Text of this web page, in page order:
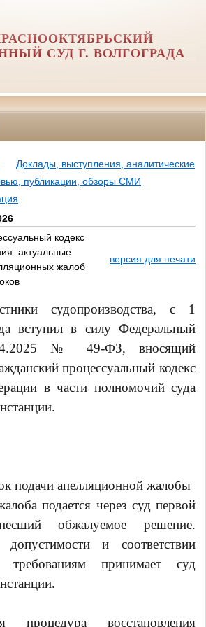
СУД Г. ВОЛГОГРАДА
Доклады, выступления, аналитические
публикации, обзоры СМИ
кодекс
актуальные
жалоб
версия для печати
судопроизводства, с 1
вступил в силу Федеральный
№ 49-ФЗ, вносящий
процессуальный кодекс
в части полномочий суда
подачи апелляционной жалобы
подается через суд первой
обжалуемое решение.
и соответствии
требованиям принимает суд
процедура восстановления